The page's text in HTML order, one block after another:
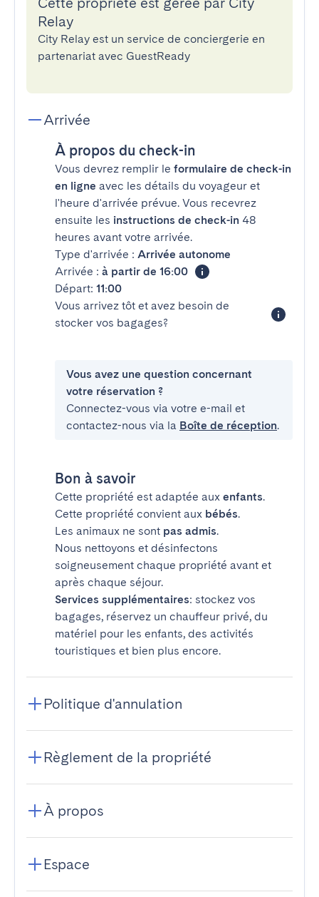
Relay
City Relay est un service de conciergerie en
partenariat avec GuestReady
Arrivée
À propos du check-in
Vous devrez remplir le formulaire de check-in
en ligne avec les détails du voyageur et
l'heure d'arrivée prévue. Vous recevrez
ensuite les instructions de check-in 48
heures avant votre arrivée.
Type d'arrivée : Arrivée autonome
Arrivée : à partir de 16:00
Départ: 11:00
Vous arrivez tôt et avez besoin de
stocker vos bagages?
Vous avez une question concernant
votre réservation ?
Connectez-vous via votre e-mail et
contactez-nous via la Boîte de réception.
Bon à savoir
Cette propriété est adaptée aux enfants.
Cette propriété convient aux bébés.
Les animaux ne sont pas admis.
Nous nettoyons et désinfectons
soigneusement chaque propriété avant et
après chaque séjour.
Services supplémentaires: stockez vos
bagages, réservez un chauffeur privé, du
matériel pour les enfants, des activités
touristiques et bien plus encore.
Politique d'annulation
Règlement de la propriété
À propos
Espace